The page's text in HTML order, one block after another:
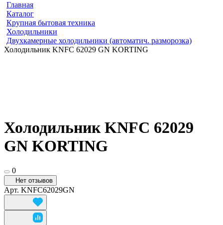
Главная
Каталог
Крупная бытовая техника
Холодильники
Двухкамерные холодильники (автоматич. разморозка)
Холодильник KNFC 62029 GN KORTING
Холодильник KNFC 62029
GN KORTING
0
Нет отзывов
Арт. KNFC62029GN